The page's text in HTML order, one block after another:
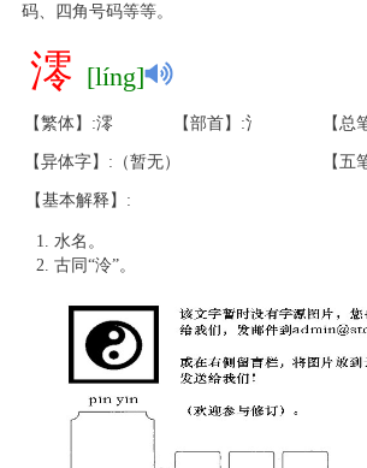
码、四角号码等等。
澪 [líng]
【繁体】:澪 【部首】:氵 【总
【异体字】:（暂无） 【五
【基本解释】:
水名。
古同“泠”。